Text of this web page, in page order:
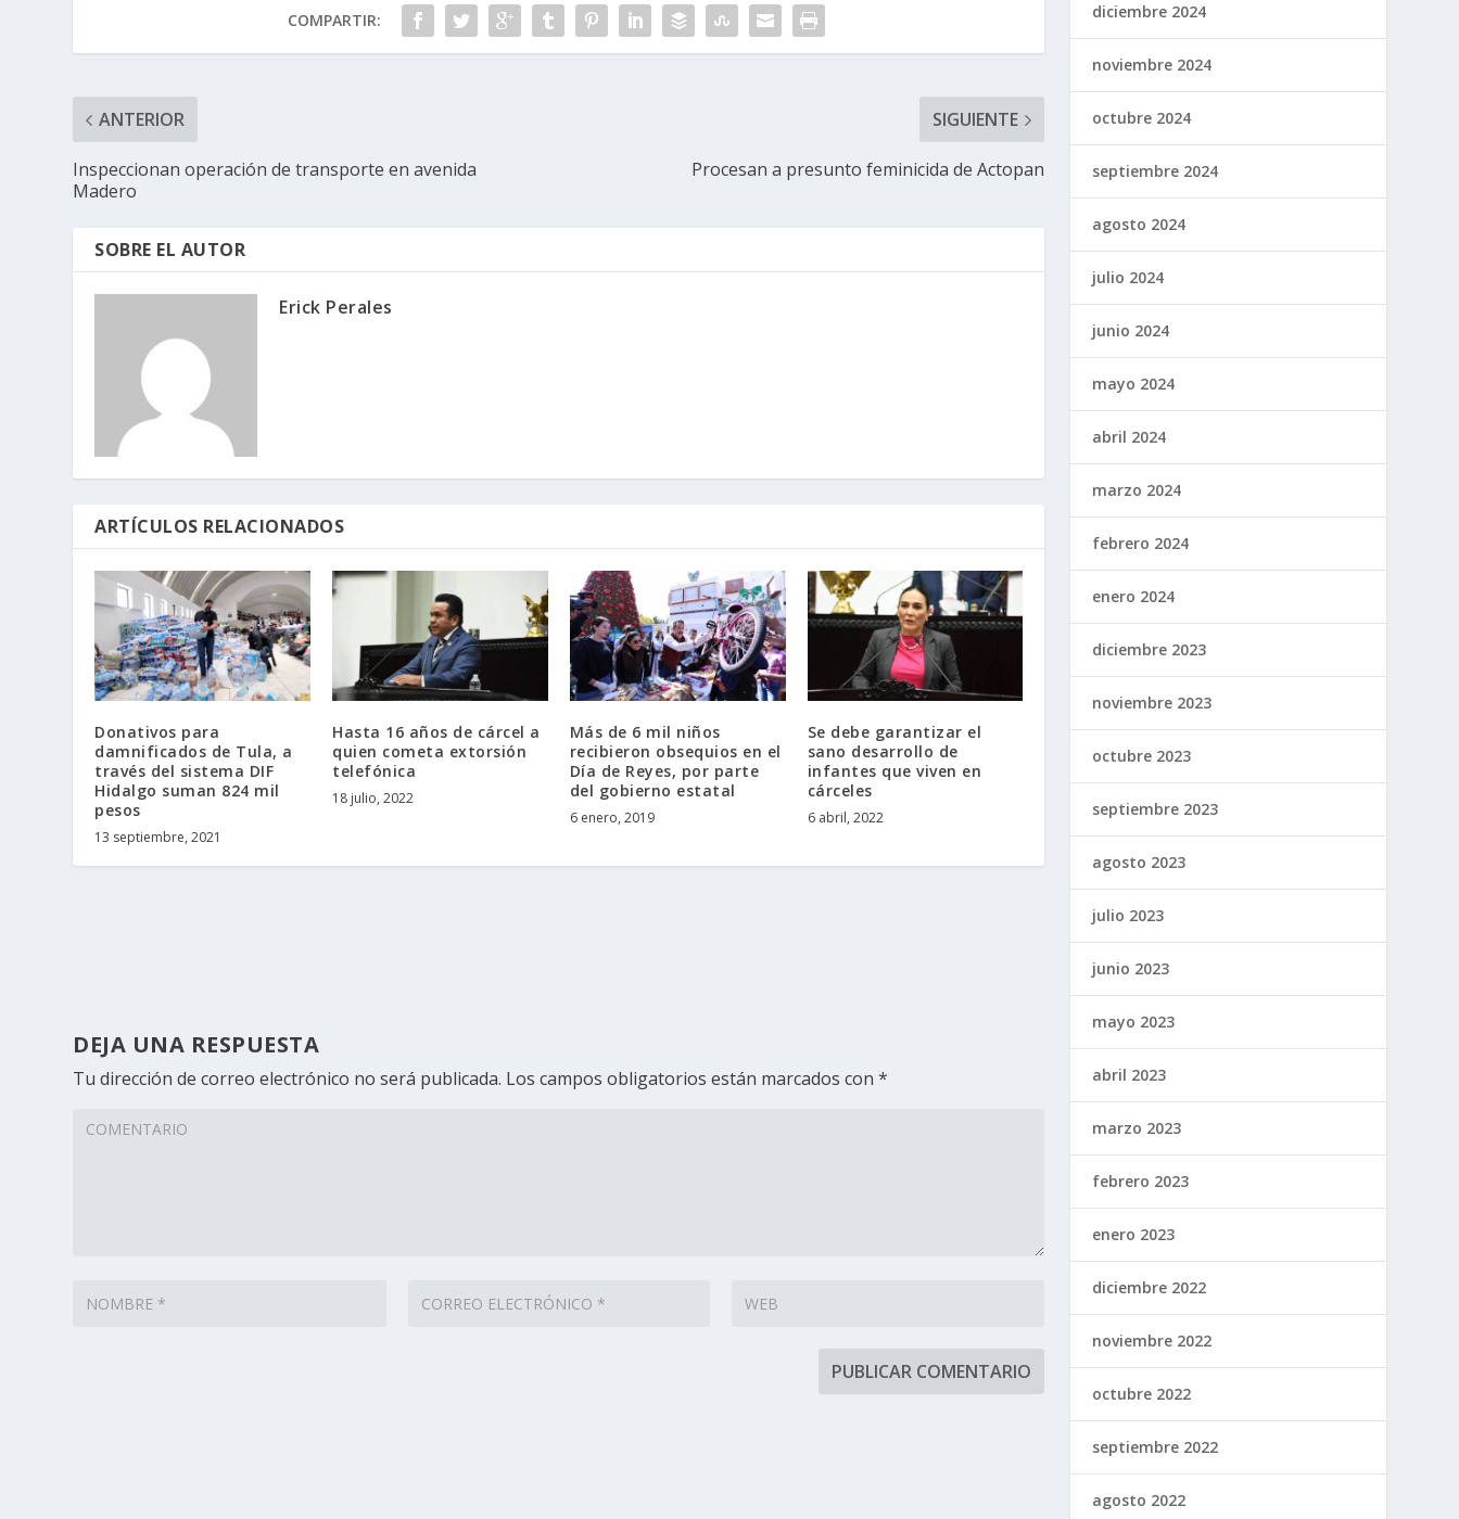
COMPARTIR:
ANTERIOR
Inspeccionan operación de transporte en avenida
Madero
SIGUIENTE
Procesan a presunto feminicida de Actopan
SOBRE EL AUTOR
Erick Perales
ARTÍCULOS RELACIONADOS
Donativos para
damnificados de Tula, a
través del sistema DIF
Hidalgo suman 824 mil
pesos
13 septiembre, 2021
Hasta 16 años de cárcel a
quien cometa extorsión
telefónica
18 julio, 2022
Más de 6 mil niños
recibieron obsequios en el
Día de Reyes, por parte
del gobierno estatal
6 enero, 2019
Se debe garantizar el
sano desarrollo de
infantes que viven en
cárceles
6 abril, 2022
DEJA UNA RESPUESTA
Tu dirección de correo electrónico no será publicada. Los campos obligatorios están marcados con*
diciembre 2024
noviembre 2024
octubre 2024
septiembre 2024
agosto 2024
julio 2024
junio 2024
mayo 2024
abril 2024
marzo 2024
febrero 2024
enero 2024
diciembre 2023
noviembre 2023
octubre 2023
septiembre 2023
agosto 2023
julio 2023
junio 2023
mayo 2023
abril 2023
marzo 2023
febrero 2023
enero 2023
diciembre 2022
noviembre 2022
octubre 2022
septiembre 2022
agosto 2022